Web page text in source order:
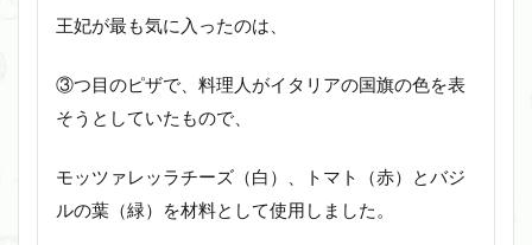
王妃が最も気に入ったのは、
③つ目のピザで、料理人がイタリアの国旗の色を表
そうとしていたもので、
モッツァレッラチーズ（白）、トマト（赤）とバジ
ルの葉（緑）を材料として使用しました。